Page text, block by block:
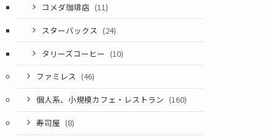
コメダ珈琲店 (11)
スターバックス (24)
タリーズコーヒー (10)
ファミレス (46)
個人系、小規模カフェ・レストラン (160)
寿司屋 (8)